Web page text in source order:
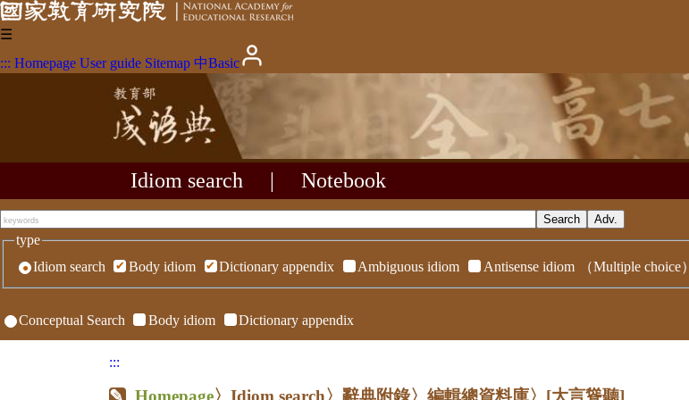
☰
::: Homepage User guide Sitemap 中Basic
Idiom search Notebook
type
Idiom search
Body idiom Dictionary appendix Ambiguous idiom Antisense idiom （Multiple choice）
Conceptual Search Body idiom Dictionary appendix
:::
Homepage〉Idiom search〉辭典附錄〉編輯總資料庫〉 [大言聳聽]